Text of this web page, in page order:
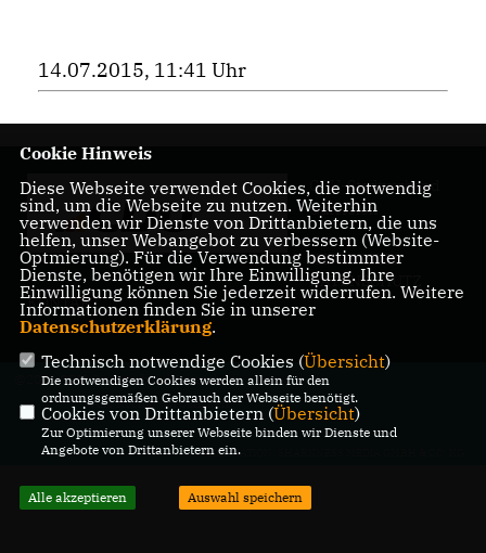
14.07.2015, 11:41 Uhr
CDU-Stadtverband
Gütersloh
IMPRESSUM
DATENSCHUTZ
KONTAKT
@2026 CDU-Stadtverband Gütersloh
Alle Rechte vorbehalten.
REALISATION: SHARKNESS MEDIA GMBH & CO. KG
Cookie Hinweis
Diese Webseite verwendet Cookies, die notwendig
sind, um die Webseite zu nutzen. Weiterhin
verwenden wir Dienste von Drittanbietern, die uns
helfen, unser Webangebot zu verbessern (Website-
Optmierung). Für die Verwendung bestimmter
Dienste, benötigen wir Ihre Einwilligung. Ihre
Einwilligung können Sie jederzeit widerrufen. Weitere
Informationen finden Sie in unserer
Datenschutzerklärung.
Technisch notwendige Cookies (Übersicht)
Die notwendigen Cookies werden allein für den
ordnungsgemäßen Gebrauch der Webseite benötigt.
Cookies von Drittanbietern (Übersicht)
Zur Optimierung unserer Webseite binden wir Dienste und
Angebote von Drittanbietern ein.
Alle akzeptieren Auswahl speichern